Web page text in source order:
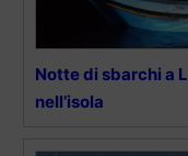
Notte di sbarchi a
nell’isola